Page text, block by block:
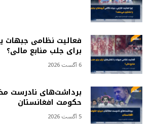
فعالیت نظامی جبهات
برای جلب منابع مالی؟
6 آگست 2026
برداشت‌های نادرست
حکومت افغانستان
5 آگست 2026